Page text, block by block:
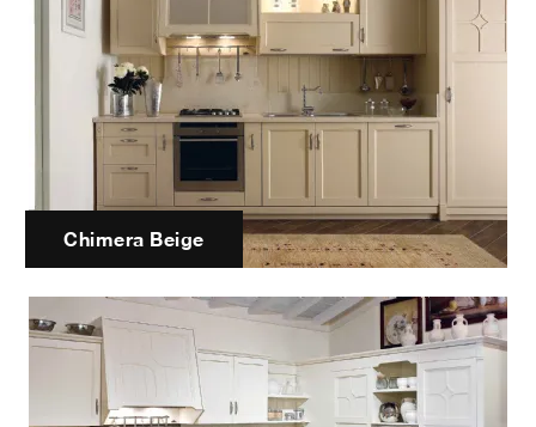
Chimera Beige